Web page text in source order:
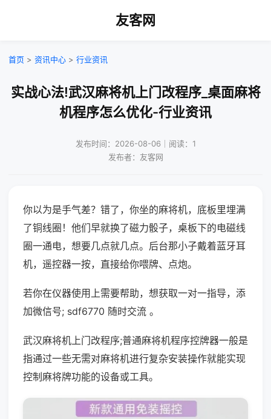
友客网
首页 > 资讯中心 > 行业资讯
实战心法!武汉麻将机上门改程序_桌面麻将
机程序怎么优化-行业资讯
发布时间：2026-08-06｜阅读：1
发布者：友客网
你以为是手气差？错了，你坐的麻将机，底板里埋满
了铜线圈！他们早就换了磁力骰子，桌板下的电磁线
圈一通电，想要几点就几点。后台那小子戴着蓝牙耳
机，遥控器一按，直接给你喂牌、点炮。
若你在仪器使用上需要帮助，想获取一对一指导，添
加微信号; sdf6770 随时交流 。
武汉麻将机上门改程序;普通麻将机程序控牌器一般是
指通过一些无需对麻将机进行复杂安装操作就能实现
控制麻将牌功能的设备或工具。